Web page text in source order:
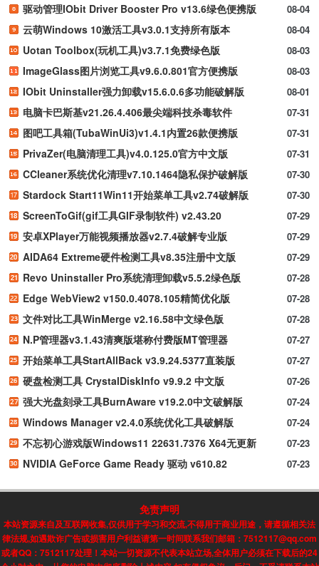
08-04
驱动管理IObit Driver Booster Pro v13.6绿色便携版
08-04
云萌Windows 10激活工具v3.0.1支持所有版本
08-03
Uotan Toolbox(玩机工具)v3.7.1免费绿色版
08-03
ImageGlass图片浏览工具v9.6.0.801官方便携版
08-01
IObit Uninstaller强力卸载v15.6.0.6多功能破解版
07-31
电脑卡巴斯基v21.26.4.406最尖端科技杀毒软件
07-31
图吧工具箱(TubaWinUi3)v1.4.1内置26款便携版
07-31
PrivaZer(电脑清理工具)v4.0.125.0官方中文版
07-30
CCleaner系统优化清理v7.10.1464隐私保护破解版
07-30
Stardock Start11Win11开始菜单工具v2.74破解版
07-29
ScreenToGif(gif工具GIF录制软件) v2.43.20
07-29
安卓XPlayer万能视频播放器v2.7.4破解专业版
07-29
AIDA64 Extreme硬件检测工具v8.35注册中文版
07-28
Revo Uninstaller Pro系统清理卸载v5.5.2绿色版
07-28
Edge WebView2 v150.0.4078.105精简优化版
07-28
文件对比工具WinMerge v2.16.58中文绿色版
07-27
N.P管理器v3.1.43清爽版堪称付费版MT管理器
07-27
开始菜单工具StartAllBack v3.9.24.5377直装版
07-26
硬盘检测工具 CrystalDiskInfo v9.9.2 中文版
07-24
强大光盘刻录工具BurnAware v19.2.0中文破解版
07-24
Windows Manager v2.4.0系统优化工具破解版
07-23
不忘初心游戏版Windows11 22631.7376 X64无更新
07-23
NVIDIA GeForce Game Ready 驱动 v610.82
免责声明
本站资源来自及互联网收集,仅供用于学习和交流,不得用于商业用途，请遵循相关法
律法规,如遇欺诈广告或损害用户利益请第一时间联系我们邮箱：7512117@qq.com
或者QQ：7512117处理！本站一切资源不代表本站立场,全体用户必须在下载后的24